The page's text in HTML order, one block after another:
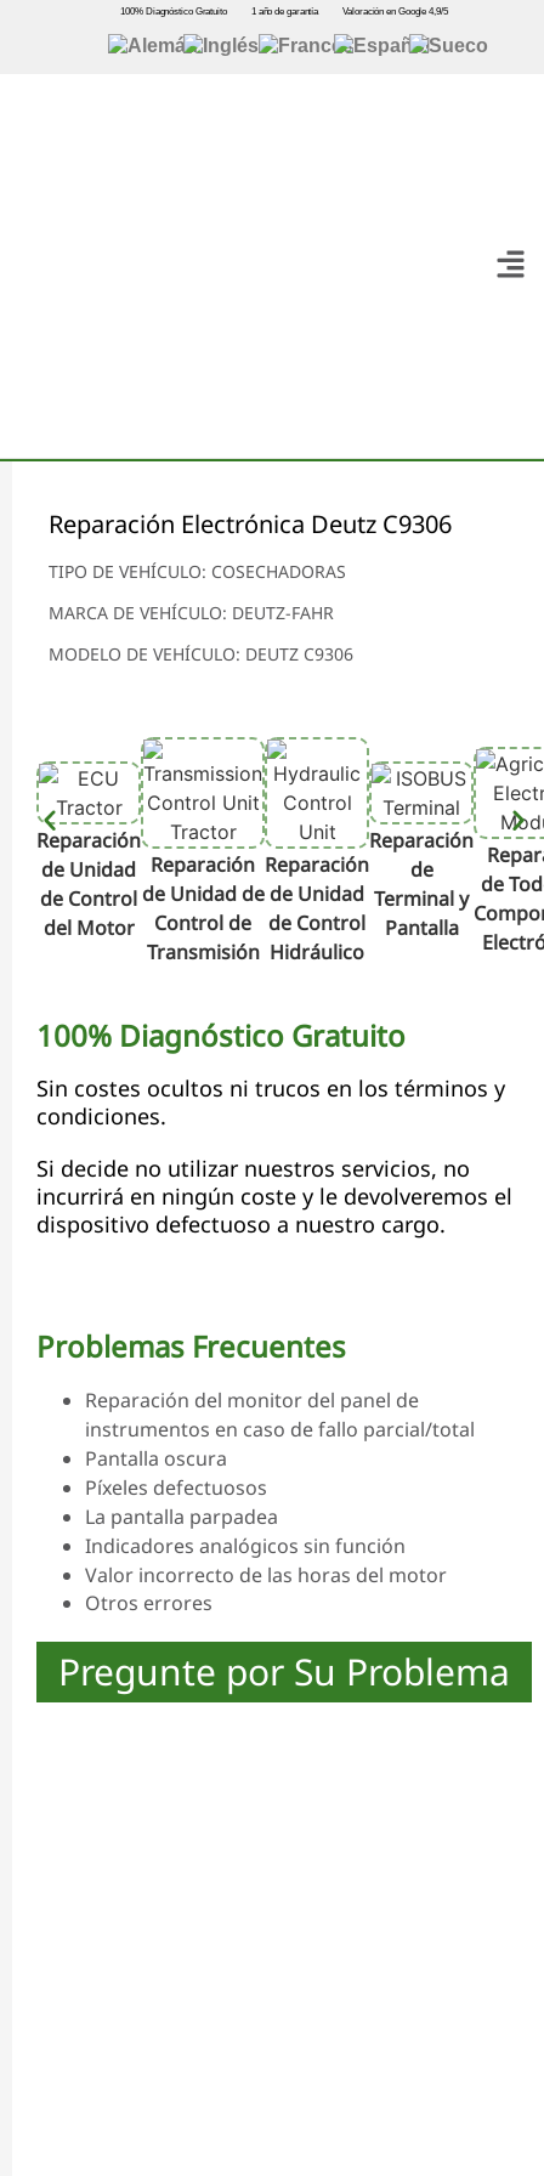
100% Diagnóstico Gratuito 1 año de garantía Valoración en Google 4,9/5
Reparación Electrónica Deutz C9306
TIPO DE VEHÍCULO: COSECHADORAS
MARCA DE VEHÍCULO: DEUTZ-FAHR
MODELO DE VEHÍCULO: DEUTZ C9306
Reparación
de Unidad
de Control
del Motor
Reparación
de Unidad de
Control de
Transmisión
Reparación
de Unidad
de Control
Hidráulico
Reparación
de
Terminal y
Pantalla
de
100% Diagnóstico Gratuito
Sin costes ocultos ni trucos en los términos y
condiciones.
Si decide no utilizar nuestros servicios, no
incurrirá en ningún coste y le devolveremos el
dispositivo defectuoso a nuestro cargo.
Problemas Frecuentes
Reparación del monitor del panel de
instrumentos en caso de fallo parcial/total
Pantalla oscura
Píxeles defectuosos
La pantalla parpadea
Indicadores analógicos sin función
Valor incorrecto de las horas del motor
Otros errores
Pregunte por Su Problema